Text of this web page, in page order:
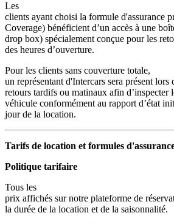
Les
clients ayant choisi la formule d'assurance
Coverage) bénéficient d’un accès à une
drop box) spécialement conçue pour les
des heures d’ouverture.
Pour les clients sans couverture totale,
un représentant d'Intercars sera présent lors
retours tardifs ou matinaux afin d’inspecter
véhicule conformément au rapport d’état
jour de la location.
Tarifs de location et formules
Politique tarifaire
Tous les
prix affichés sur notre plateforme de
la durée de la location et de la saisonnalité.